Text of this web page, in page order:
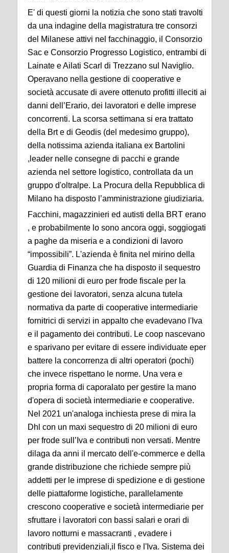
E' di questi giorni la notizia che sono stati travolti
da una indagine della magistratura tre consorzi
del Milanese attivi nel facchinaggio, il Consorzio
Sac e Consorzio Progresso Logistico, entrambi di
Lainate e Ailati Scarl di Trezzano sul Naviglio.
Operavano nella gestione di cooperative e
società accusate di avere ottenuto profitti illeciti ai
danni dell’Erario, dei lavoratori e delle imprese
concorrenti. La scorsa settimana si era trattato
della Brt e di Geodis (del medesimo gruppo),
della notissima azienda italiana ex Bartolini
,leader nelle consegne di pacchi e grande
azienda nel settore logistico, controllata da un
gruppo d'oltralpe. La Procura della Repubblica di
Milano ha disposto l’amministrazione giudiziaria.
Facchini, magazzinieri ed autisti della BRT erano
, e probabilmente lo sono ancora oggi, soggiogati
a paghe da miseria e a condizioni di lavoro
“impossibili”. L'azienda è finita nel mirino della
Guardia di Finanza che ha disposto il sequestro
di 120 milioni di euro per frode fiscale per la
gestione dei lavoratori, senza alcuna tutela
normativa da parte di cooperative intermediarie
fornitrici di servizi in appalto che evadevano l'Iva
e il pagamento dei contributi. Le coop nascevano
e sparivano per evitare di essere individuate eper
battere la concorrenza di altri operatori (pochi)
che invece rispettano le norme. Una vera e
propria forma di caporalato per gestire la mano
d'opera di società intermediarie e cooperative.
Nel 2021 un'analoga inchiesta prese di mira la
Dhl con un maxi sequestro di 20 milioni di euro
per frode sull’Iva e contributi non versati. Mentre
dilaga da anni il mercato dell'e-commerce e della
grande distribuzione che richiede sempre più
addetti per le imprese di spedizione e di gestione
delle piattaforme logistiche, parallelamente
crescono cooperative e società intermediarie per
sfruttare i lavoratori con bassi salari e orari di
lavoro notturni e massacranti , evadere i
contributi previdenziali,il fisco e l'Iva. Sistema dei